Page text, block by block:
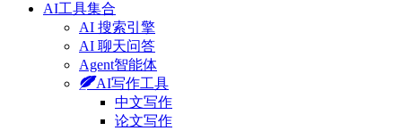
AI工具集合
AI 搜索引擎
AI 聊天问答
Agent智能体
AI写作工具
中文写作
论文写作